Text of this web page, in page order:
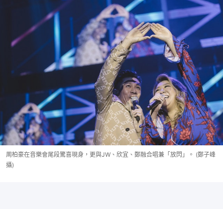
周柏豪在音樂會尾段驚喜現身，更與JW、欣宜、鄭融合唱兼「放閃」。 (鄭子峰
攝)